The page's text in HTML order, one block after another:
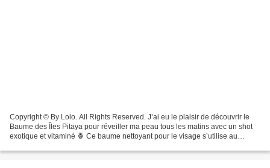
Copyright © By Lolo. All Rights Reserved. J’ai eu le plaisir de découvrir le
Baume des Îles Pitaya pour réveiller ma peau tous les matins avec un shot
exotique et vitaminé 🍍 Ce baume nettoyant pour le visage s’utilise au